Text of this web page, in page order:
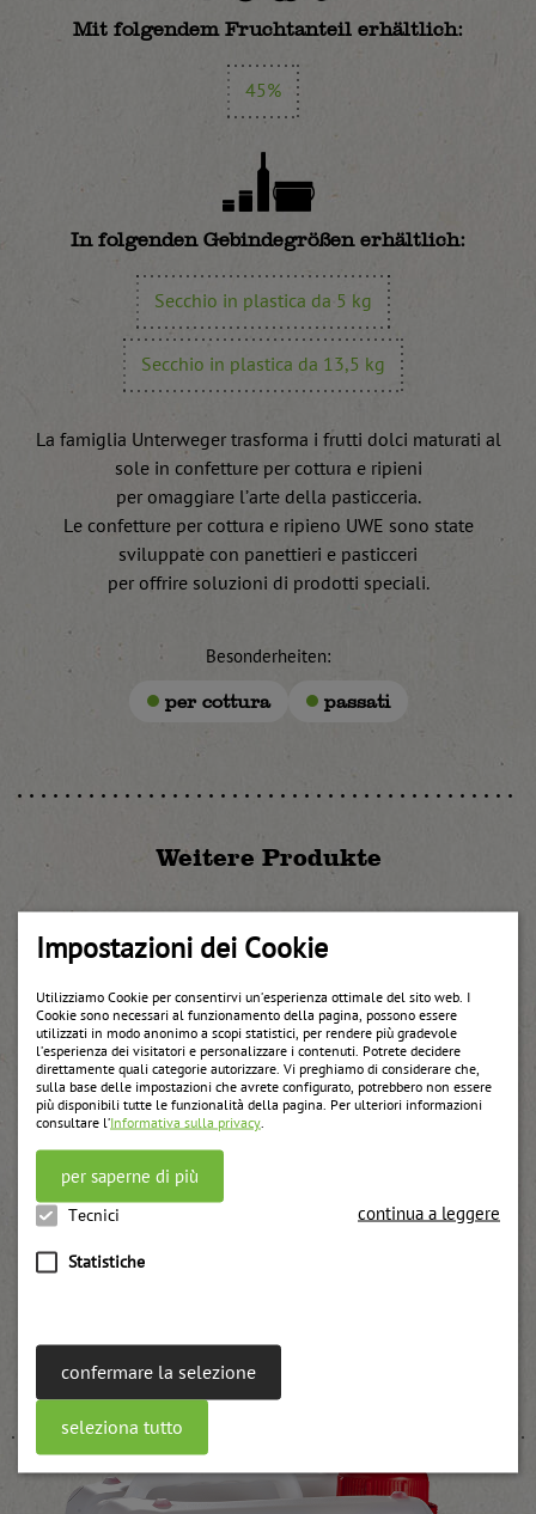
Impostazioni dei Cookie
Utilizziamo Cookie per consentirvi un’esperienza ottimale del sito web. I
Cookie sono necessari al funzionamento della pagina, possono essere
utilizzati in modo anonimo a scopi statistici, per rendere più gradevole
l’esperienza dei visitatori e personalizzare i contenuti. Potrete decidere
direttamente quali categorie autorizzare. Vi preghiamo di considerare che,
sulla base delle impostazioni che avrete configurato, potrebbero non essere
più disponibili tutte le funzionalità della pagina. Per ulteriori informazioni
consultare l’Informativa sulla privacy
per saperne di più
Tecnici
Statistiche
continua a leggere
confermare la selezione
seleziona tutto
Mit folgendem Fruchtanteil erhältlich:
45%
In folgenden Gebindegrößen erhältlich:
Secchio in plastica da 5 kg
Secchio in plastica da 13,5 kg
La famiglia Unterweger trasforma i frutti dolci maturati al
sole in confetture per cottura e ripieni
per omaggiare l’arte della pasticceria.
Le confetture per cottura e ripieno UWE sono state
sviluppate con panettieri e pasticceri
per offrire soluzioni di prodotti speciali.
Besonderheiten:
per cottura passati
Weitere Produkte
Confettura UWE prugna